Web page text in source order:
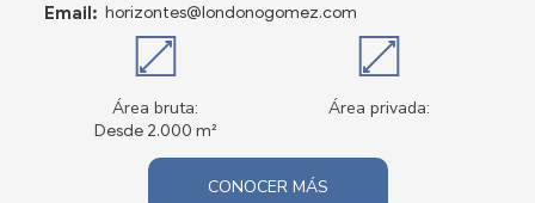
Email: horizontes@londonogomez.com
Área bruta:
Desde 2.000 m²
Área privada:
CONOCER MÁS